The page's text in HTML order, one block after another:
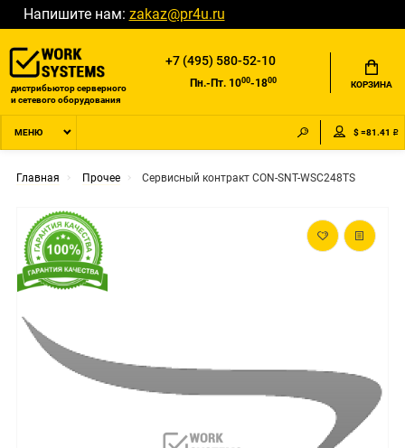
Напишите нам: zakaz@pr4u.ru
дистрибьютор серверного
и сетевого оборудования
+7 (495) 580-52-10
Пн.-Пт. 1000-1800 КОРЗИНА
МЕНЮ $ =81.41 ₽
Главная Прочее Сервисный контракт CON-SNT-WSC248TS